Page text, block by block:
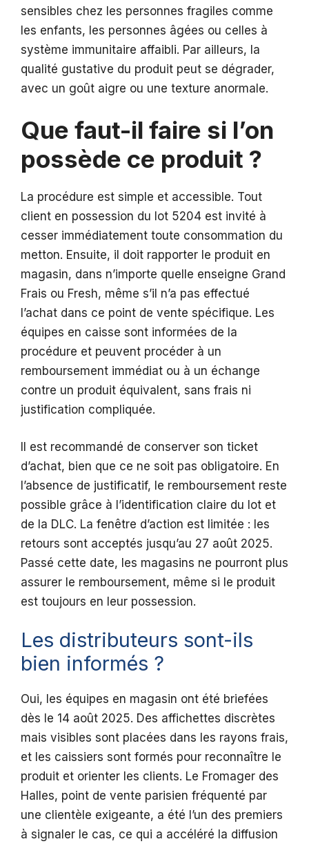
sensibles chez les personnes fragiles comme
les enfants, les personnes âgées ou celles à
système immunitaire affaibli. Par ailleurs, la
qualité gustative du produit peut se dégrader,
avec un goût aigre ou une texture anormale.
Que faut-il faire si l’on
possède ce produit ?
La procédure est simple et accessible. Tout
client en possession du lot 5204 est invité à
cesser immédiatement toute consommation du
metton. Ensuite, il doit rapporter le produit en
magasin, dans n’importe quelle enseigne Grand
Frais ou Fresh, même s’il n’a pas effectué
l’achat dans ce point de vente spécifique. Les
équipes en caisse sont informées de la
procédure et peuvent procéder à un
remboursement immédiat ou à un échange
contre un produit équivalent, sans frais ni
justification compliquée.
Il est recommandé de conserver son ticket
d’achat, bien que ce ne soit pas obligatoire. En
l’absence de justificatif, le remboursement reste
possible grâce à l’identification claire du lot et
de la DLC. La fenêtre d’action est limitée : les
retours sont acceptés jusqu’au 27 août 2025.
Passé cette date, les magasins ne pourront plus
assurer le remboursement, même si le produit
est toujours en leur possession.
Les distributeurs sont-ils
bien informés ?
Oui, les équipes en magasin ont été briefées
dès le 14 août 2025. Des affichettes discrètes
mais visibles sont placées dans les rayons frais,
et les caissiers sont formés pour reconnaître le
produit et orienter les clients. Le Fromager des
Halles, point de vente parisien fréquenté par
une clientèle exigeante, a été l’un des premiers
à signaler le cas, ce qui a accéléré la diffusion